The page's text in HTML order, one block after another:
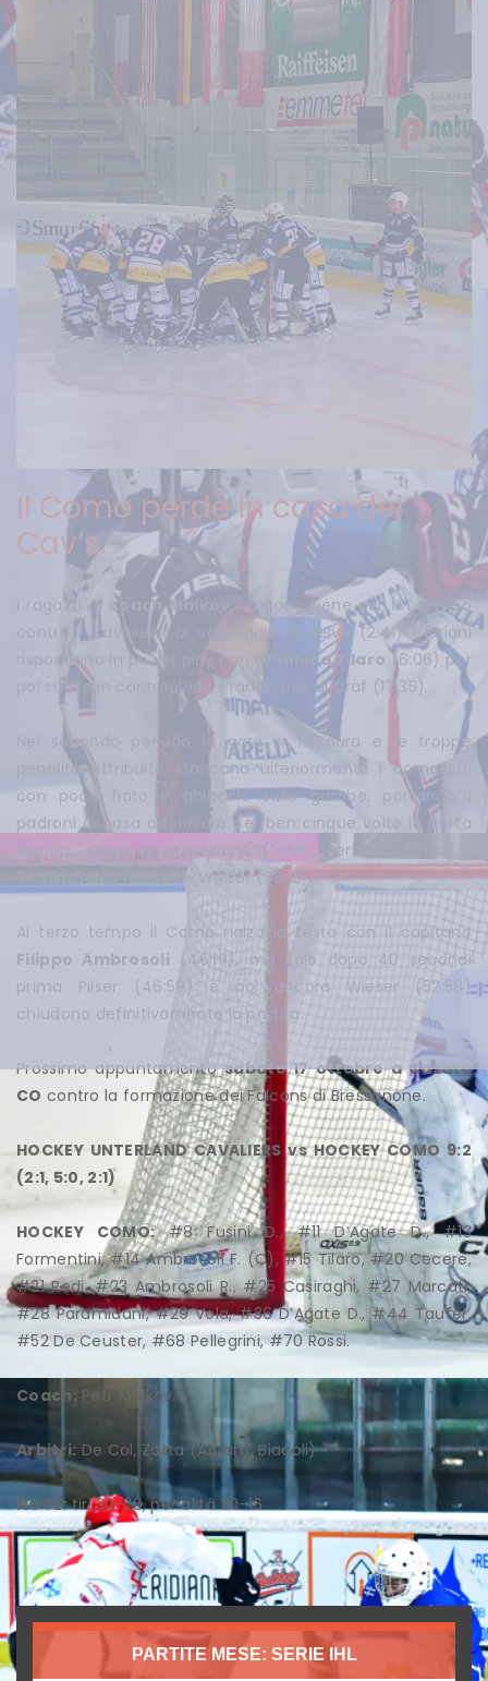
Il Como perde in casa dei
Cav’s.
I ragazzi di coach Malkov tengono bene per un tempo
contro i Cavaliers, al vantaggio di Selva (2:41) i lariani
rispondono in power play con
Gianluca Tilaro (6:06) per
poi subire in contropiede il raddoppio di Graf (17:35).
Nel secondo periodo la gara si fa dura e le troppe
penalità attribuite stancano ulteriormente i comaschi
con poco fiato e ghiaccio sulle gambe, portando i
padroni di casa ad infilare per ben cinque volte la porta
lariana, vanno in rete Zucal (21:58), Zerbetto (31:40 e
34:29), Selva (35:57) e Wieser (36:12).
Al terzo tempo il Como rialza la testa con il capitano
Filippo Ambrosoli (46:19), ma solo dopo 40 secondi
prima Pilser (46:59) e poi ancora Wieser (52:58)
chiudono definitivamente la partita.
Prossimo appuntamentosabato 17 ottobre a Casate
CO contro la formazione dei Falcons di Bressanone.
HOCKEY UNTERLAND CAVALIERS vs HOCKEY COMO 9:2
(2:1, 5:0, 2:1)
HOCKEY COMO:#8 Fusini D., #11 D’Agate D., #13
Formentini, #14 Ambrosoli F. (C), #15 Tilaro, #20 Cecere,
#21 Redi, #23 Ambrosoli R., #25 Casiraghi, #27 Marcati,
#28 Paramidani, #29 Vola, #36 D’Agate D., #44 Taufer,
#52 De Ceuster, #68 Pellegrini, #70 Rossi.
Coach: Petr Malkov.
Arbitri: De Col, Zatta (Abram, Biacoli)
NOTE:tiri 32-20, penalità 20-16
PARTITE MESE: SERIE IHL